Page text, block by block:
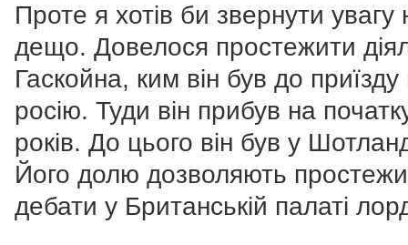
Проте я хотів би звернути
дещо. Довелося простежити
Гаскойна, ким він був до приїзду
росію. Туди він прибув на
років. До цього він був у
Його долю дозволяють
дебати у Британській палаті